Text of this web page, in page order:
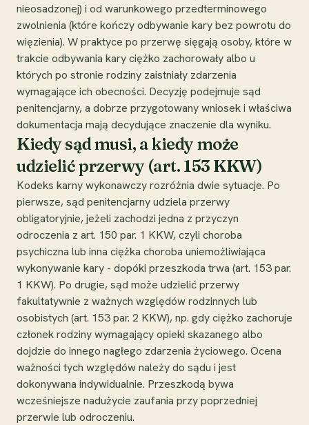
nieosadzonej) i od warunkowego przedterminowego
zwolnienia (które kończy odbywanie kary bez powrotu do
więzienia). W praktyce po przerwę sięgają osoby, które w
trakcie odbywania kary ciężko zachorowały albo u
których po stronie rodziny zaistniały zdarzenia
wymagające ich obecności. Decyzję podejmuje sąd
penitencjarny, a dobrze przygotowany wniosek i właściwa
dokumentacja mają decydujące znaczenie dla wyniku.
Kiedy sąd musi, a kiedy może
udzielić przerwy (art. 153 KKW)
Kodeks karny wykonawczy rozróżnia dwie sytuacje. Po
pierwsze, sąd penitencjarny udziela przerwy
obligatoryjnie, jeżeli zachodzi jedna z przyczyn
odroczenia z art. 150 par. 1 KKW, czyli choroba
psychiczna lub inna ciężka choroba uniemożliwiająca
wykonywanie kary - dopóki przeszkoda trwa (art. 153 par.
1 KKW). Po drugie, sąd może udzielić przerwy
fakultatywnie z ważnych względów rodzinnych lub
osobistych (art. 153 par. 2 KKW), np. gdy ciężko zachoruje
członek rodziny wymagający opieki skazanego albo
dojdzie do innego nagłego zdarzenia życiowego. Ocena
ważności tych względów należy do sądu i jest
dokonywana indywidualnie. Przeszkodą bywa
wcześniejsze nadużycie zaufania przy poprzedniej
przerwie lub odroczeniu.